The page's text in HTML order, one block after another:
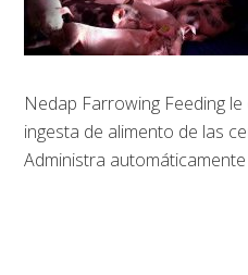
Nedap Farrowing Feeding
ingesta de alimento de las
Administra automáticamente